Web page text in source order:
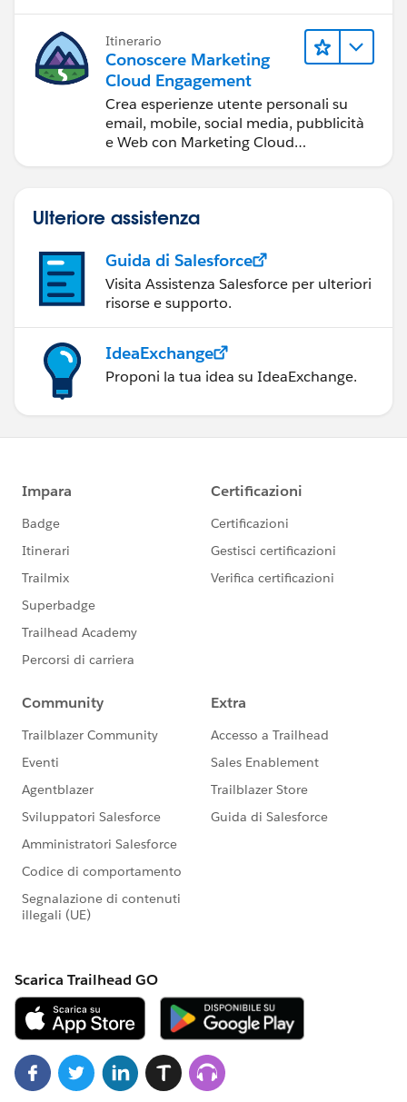
Itinerario
Conoscere Marketing
Cloud Engagement
Crea esperienze utente personali su
email, mobile, social media, pubblicità
e Web con Marketing Cloud
Ulteriore assistenza
Guida di Salesforce
Visita Assistenza Salesforce per ulteriori
risorse e supporto.
IdeaExchange
Proponi la tua idea su IdeaExchange.